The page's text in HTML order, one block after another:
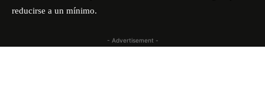
reducirse a un mínimo.
- Advertisement -